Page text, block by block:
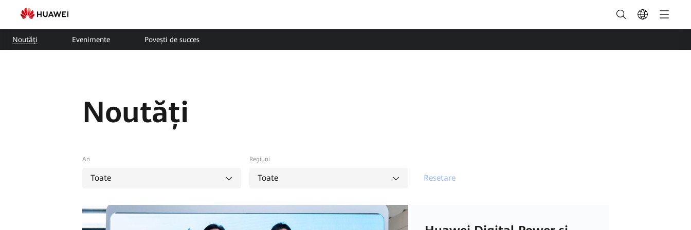
Noutăți
Smart
Solar
Noutăți Evenimente Povești de succes
Noutăți
An
Toate
Regiuni
Toate Resetare